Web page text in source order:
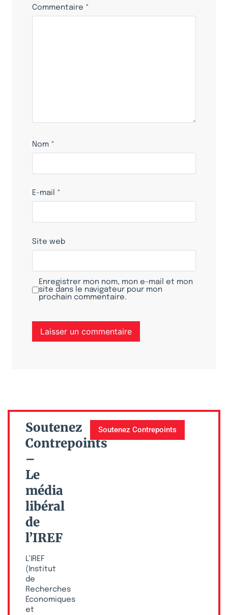
Commentaire *
Nom *
E-mail *
Site web
Enregistrer mon nom, mon e-mail et mon
site dans le navigateur pour mon
prochain commentaire.
Soutenez
Contrepoints
–
Le
média
libéral
de
l’IREF
L’IREF
(Institut
de
Recherches
Économiques
et
Soutenez Contrepoints